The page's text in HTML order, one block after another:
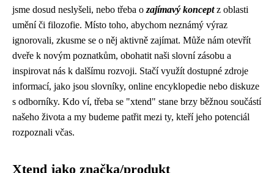
jsme dosud neslyšeli, nebo třeba o zajímavý konceptz oblasti
umění či filozofie. Místo toho, abychom neznámý výraz
ignorovali, zkusme se o něj aktivně zajímat. Může nám otevřít
dveře k novým poznatkům, obohatit naši slovní zásobu a
inspirovat nás k dalšímu rozvoji. Stačí využít dostupné zdroje
informací, jako jsou slovníky, online encyklopedie nebo diskuze
s odborníky. Kdo ví, třeba se "xtend" stane brzy běžnou součástí
našeho života a my budeme patřit mezi ty, kteří jeho potenciál
rozpoznali včas.
Xtend jako značka/produkt